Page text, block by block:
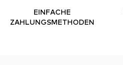
EINFACHE
ZAHLUNGSMETHODEN